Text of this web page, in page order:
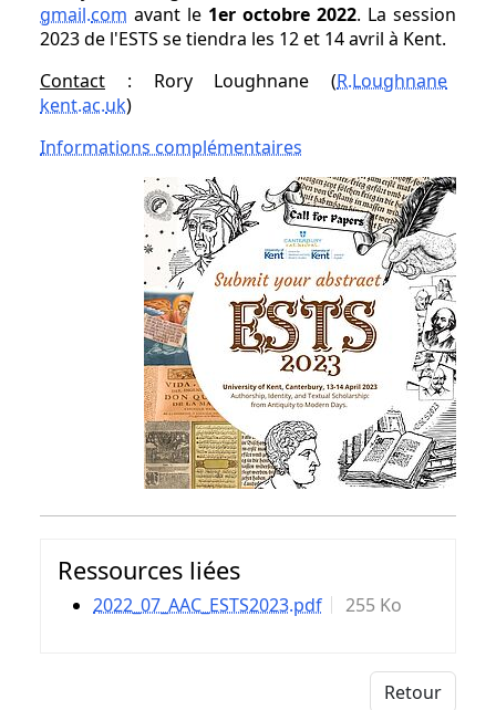
gmail.com avant le 1er octobre 2022. La session
2023 de l'ESTS se tiendra les 12 et 14 avril à Kent.
Contact : Rory Loughnane (R.Loughnane
kent.ac.uk)
Informations complémentaires
Ressources liées
2022_07_AAC_ESTS2023.pdf 255 Ko
Retour